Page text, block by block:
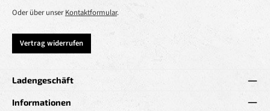
Oder über unserKontaktformular.
Vertrag widerrufen
Ladengeschäft
Informationen